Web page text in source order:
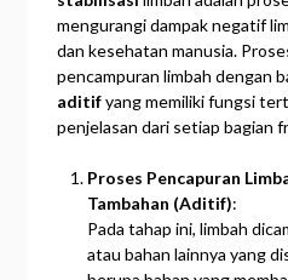
mengurangi dampak negatif
dan kesehatan manusia.
pencampuran limbah dengan
aditifyang memiliki fungsi
penjelasan dari setiap bagian
Proses Pencapuran
Tambahan (Aditif):
Pada tahap ini, limbah
atau bahan lainnya yang